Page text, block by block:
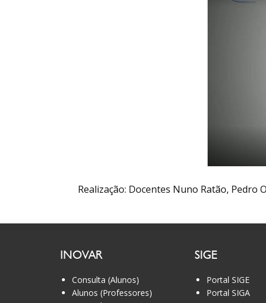
Realização: Docentes Nuno Ratão, Pedro
INOVAR
Consulta (Alunos)
Alunos (Professores)
SIGE
Portal SIGE
Portal SIGA